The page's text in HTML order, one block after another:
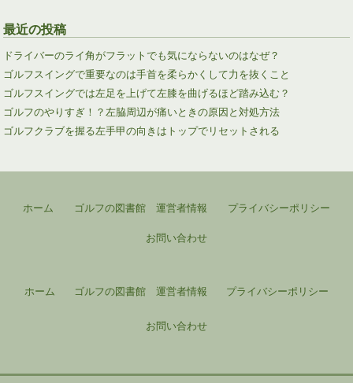
最近の投稿
ドライバーのライ角がフラットでも気にならないのはなぜ？
ゴルフスイングで重要なのは手首を柔らかくして力を抜くこと
ゴルフスイングでは左足を上げて左膝を曲げるほど踏み込む？
ゴルフのやりすぎ！？左脇周辺が痛いときの原因と対処方法
ゴルフクラブを握る左手甲の向きはトップでリセットされる
ホーム ゴルフの図書館 運営者情報
プライバシーポリシー
お問い合わせ
ホーム ゴルフの図書館 運営者情報 プライバシーポリシー
お問い合わせ